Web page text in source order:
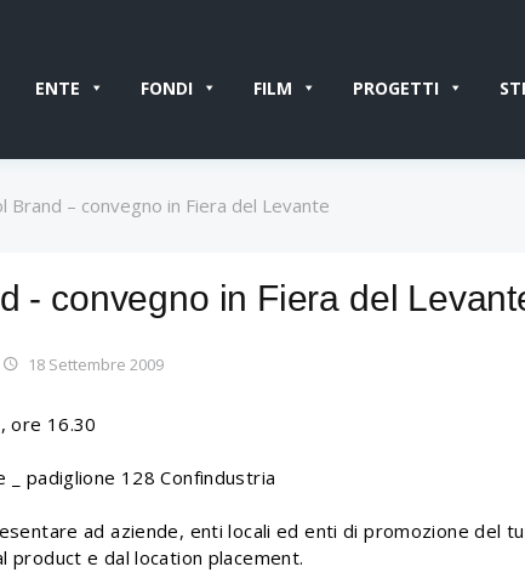
ENTE FONDI FILM PROGETTI
Brand – convegno in Fiera del Levante
- convegno in Fiera del
18 Settembre 2009
ore 16.30
_ padiglione 128 Confindustria
ad aziende, enti locali ed enti di promozione del
e dal location placement.